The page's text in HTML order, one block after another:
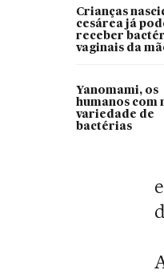
Crianças
cesárea já
receber
vaginais da
Yanomami, os
humanos com
variedade de
bactérias